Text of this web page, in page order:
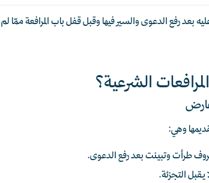
بعد رفع الدعوى والسير فيها وقبل قفل باب المرافعة
الشرعية؟
طرأت وتبينت بعد رفع الدعوى.
يقبل التجزئة.